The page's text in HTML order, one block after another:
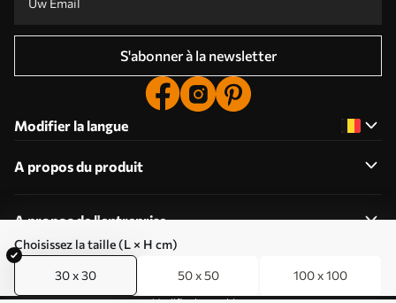
Choisissez la taille (L × H cm)
30 x 30 50 x 50 100 x 100
S'abonner à la newsletter
Modifier la langue
A propos du produit
A propos de l'entreprise